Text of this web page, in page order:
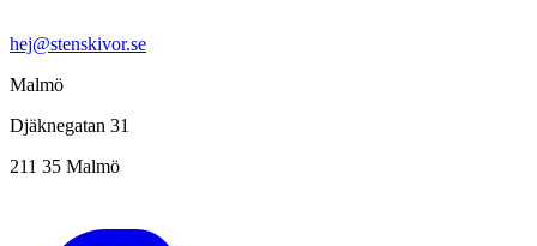
hej@stenskivor.se
Malmö
Djäknegatan 31
211 35 Malmö